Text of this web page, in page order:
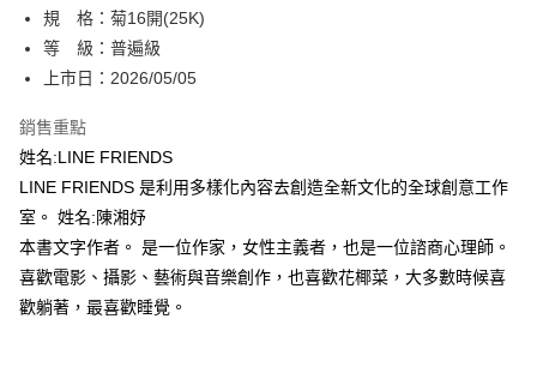
３．安心：先確認商品／服務後，再付款。
【「AFTEE先享後付」結帳流程】
１．於結帳方式選擇「AFTEE先享後付」後，將跳轉至「AFTEE先享後付」
２．訂單成立數日內，您將收到繳費通知簡訊。
ATM／網路銀行／等多元方式進行付款，方視為交易完成。
※ 請注意：結帳手續完成當下不需立刻繳費，但若您需要取消訂單，請聯絡
購買商品的店家。未經商家同意取消之訂單仍視為有效，需透過AFTEE先享
後付繳納相關費用。
※ 交易是否成功請以「AFTEE先享後付 」之結帳頁面顯示為準，若有關於
是否繳費成功／繳費後需取消欲退款等相關疑問，請聯繫「AFTEE先享後付
全家取貨付款
每筆NT$80，滿NT$500(含以上)免運費
每筆NT$80，滿NT$500(含以上)免運費
每筆NT$80，滿NT$500(含以上)免運費
付款後萊爾富取貨
每筆NT$80，滿NT$500(含以上)免運費
規 格：菊16開(25K)
等 級：普遍級
上市日：2026/05/05
銷售重點
姓名:LINE FRIENDS
LINE FRIENDS 是利用多樣化內容去創造全新文化的全球創意工作
室。 姓名:陳湘妤
本書文字作者。 是一位作家，女性主義者，也是一位諮商心理師。
喜歡電影、攝影、藝術與音樂創作，也喜歡花椰菜，大多數時候喜
歡躺著，最喜歡睡覺。